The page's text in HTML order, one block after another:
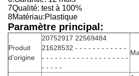
7Qualité: test à 100%
8Matériau:Plastique
Paramètre principal:
Produit
d'origine
20752917 22569484
21628532 - - - - - - - - - - - -
- - - - - - - - - - - - - - - - - - - -
- - - - -